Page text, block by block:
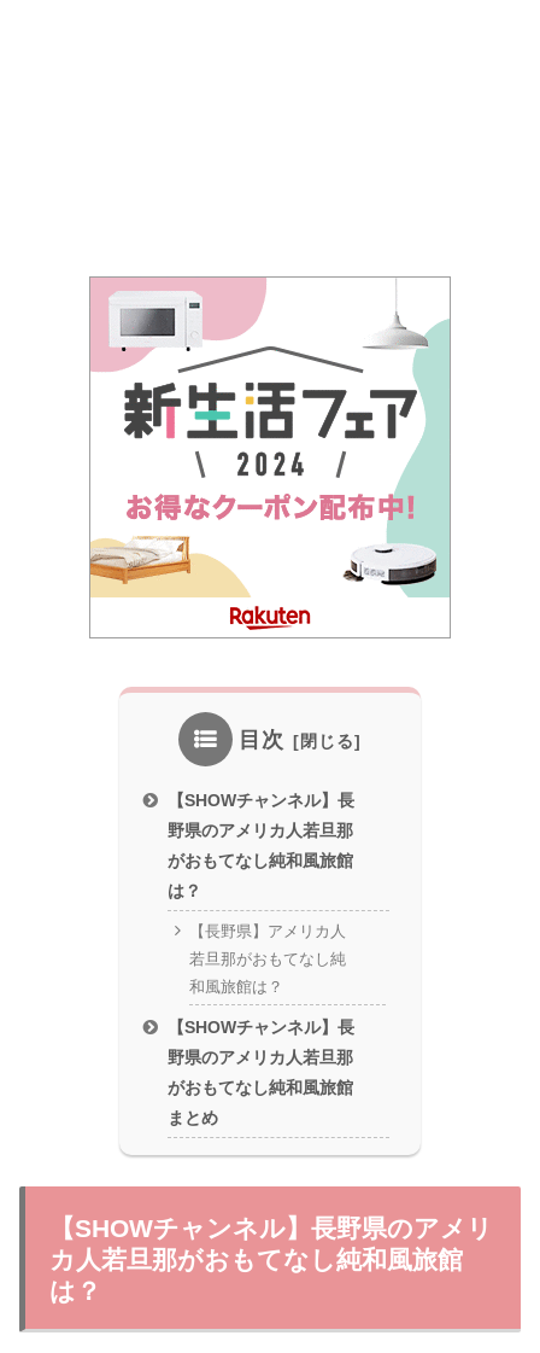
目次
【SHOWチャンネル】長
野県のアメリカ人若旦那
がおもてなし純和風旅館
は？
【長野県】アメリカ人
若旦那がおもてなし純
和風旅館は？
【SHOWチャンネル】長
野県のアメリカ人若旦那
がおもてなし純和風旅館
まとめ
【SHOWチャンネル】長野県のアメリ
カ人若旦那がおもてなし純和風旅館
は？